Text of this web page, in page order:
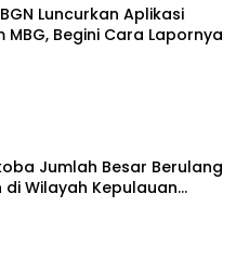
Luncurkan Aplikasi
MBG, Begini Cara Lapornya
Jumlah Besar Berulang
di Wilayah Kepulauan